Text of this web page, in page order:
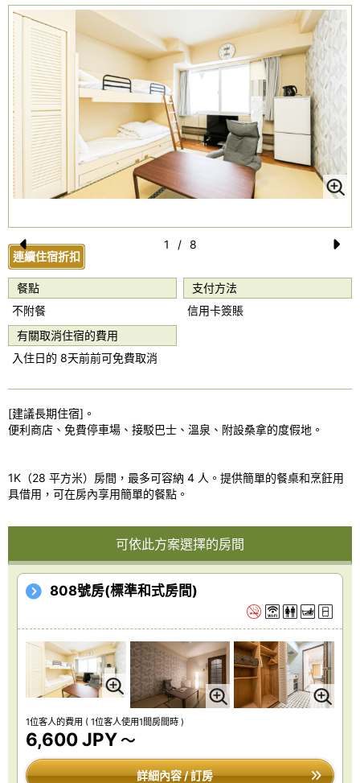
Pr
e
vi
o
u
s
1 /
8
連續住宿折扣
餐點
不附餐
支付方法
信用卡簽賬
有關取消住宿的費用
入住日的 8天前前可免費取消
[建議長期住宿]。
便利商店、免費停車場、接駁巴士、溫泉、附設桑拿的度假地。
1K（28 平方米）房間，最多可容納 4 人。提供簡單的餐桌和烹飪用
具借用，可在房內享用簡單的餐點。
可依此方案選擇的房間
808號房(標準和式房間)
1位客人的費用 ( 1位客人使用1間房間時 )
6,600 JPY～
詳細內容 / 訂房